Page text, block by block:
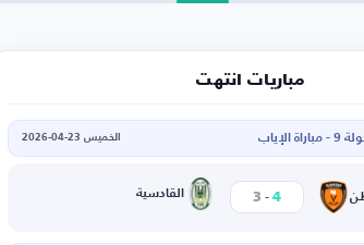
مباريات انتهت
الخميس 23-04-2026
4
-
3 القادسية